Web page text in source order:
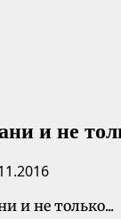
и не